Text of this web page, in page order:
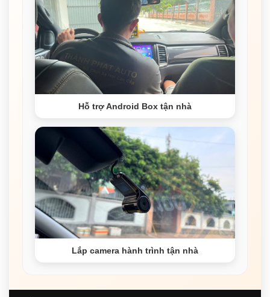
Hỗ trợ Android Box tận nhà
Lắp camera hành trình tận nhà